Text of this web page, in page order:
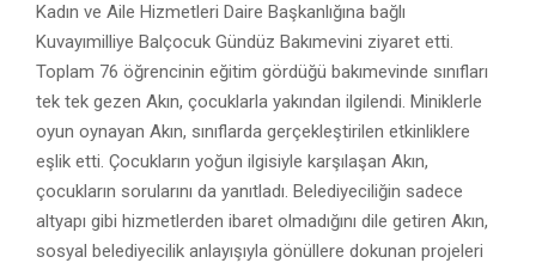
Kadın ve Aile Hizmetleri Daire Başkanlığına bağlı
Kuvayımilliye Balçocuk Gündüz Bakımevini ziyaret etti.
Toplam 76 öğrencinin eğitim gördüğü bakımevinde sınıfları
tek tek gezen Akın, çocuklarla yakından ilgilendi. Miniklerle
oyun oynayan Akın, sınıflarda gerçekleştirilen etkinliklere
eşlik etti. Çocukların yoğun ilgisiyle karşılaşan Akın,
çocukların sorularını da yanıtladı. Belediyeciliğin sadece
altyapı gibi hizmetlerden ibaret olmadığını dile getiren Akın,
sosyal belediyecilik anlayışıyla gönüllere dokunan projeleri